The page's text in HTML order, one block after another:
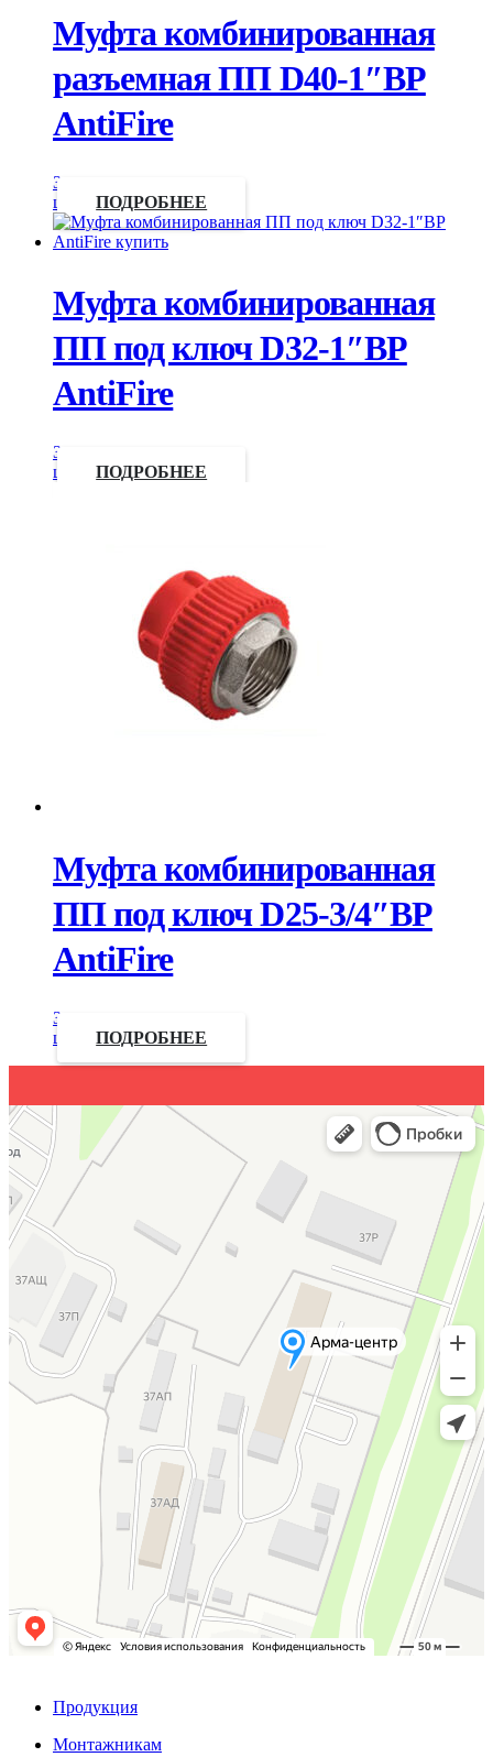
Муфта комбинированная
разъемная ПП D40-1″ВР
AntiFire
Запросить
цену
ПОДРОБНЕЕ
Муфта комбинированная
ПП под ключ D32-1″ВР
AntiFire
Запросить
цену
ПОДРОБНЕЕ
Муфта комбинированная
ПП под ключ D25-3/4″ВР
AntiFire
Запросить
цену
ПОДРОБНЕЕ
Продукция
Монтажникам